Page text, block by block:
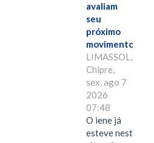
avaliam
seu
próximo
movimento.
LIMASSOL,
Chipre,
sex, ago 7
2026
07:48
O iene já
esteve nesta